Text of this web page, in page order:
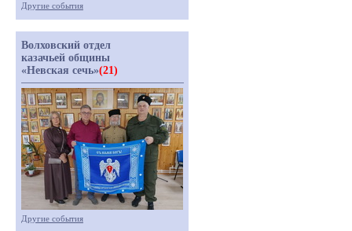
Другие события
Волховский отдел
казачьей общины
«Невская сечь»(21)
Другие события